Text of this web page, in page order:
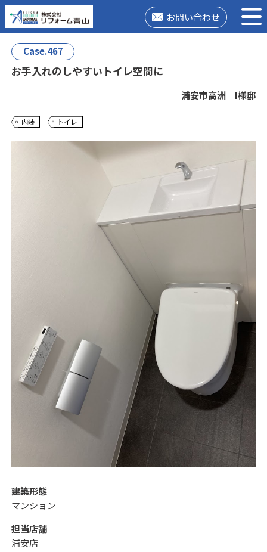
お問い合わせ
Case.467
お手入れのしやすいトイレ空間に
浦安市高洲 I様邸
内装 トイレ
建築形態
マンション
担当店舗
浦安店